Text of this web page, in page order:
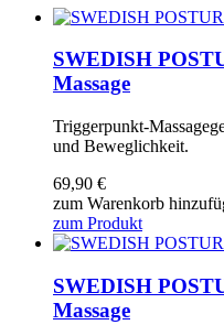
SWEDISH
Massage
Triggerpunkt-
und Beweglichkeit.
69,90 €
zum Warenkorb
zum Produkt
SWEDISH
Massage